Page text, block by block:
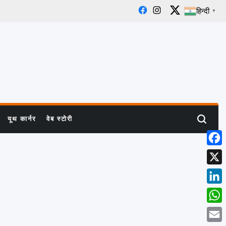
Facebook
Instagram
X हिन्दी ▼
यूथ कार्नर वेब स्टोरी Search
X